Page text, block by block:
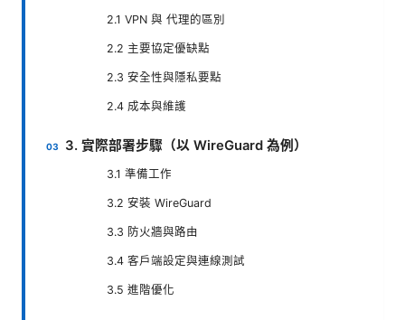
2.1 VPN 與 代理的區別
2.2 主要協定優缺點
2.3 安全性與隱私要點
2.4 成本與維護
3. 實際部署步驟（以 WireGuard 為例）
3.1 準備工作
3.2 安裝 WireGuard
3.3 防火牆與路由
3.4 客戶端設定與連線測試
3.5 進階優化